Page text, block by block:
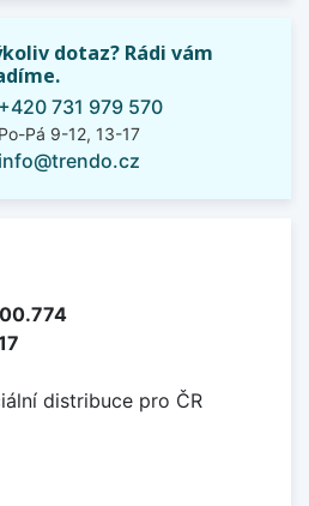
dotaz? Rádi vám
+420 731 979 570
Po-Pá 9-12, 13-17
info@trendo.cz
distribuce pro ČR